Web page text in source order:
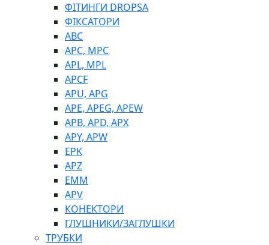
ФІТИНГИ DROPSA
ФІКСАТОРИ
ABC
APC, MPC
APL, MPL
APCF
APU, APG
APE, APEG, APEW
APB, APD, APX
APY, APW
EPK
APZ
EMM
APV
КОНЕКТОРИ
ГЛУШНИКИ/ЗАГЛУШКИ
ТРУБКИ